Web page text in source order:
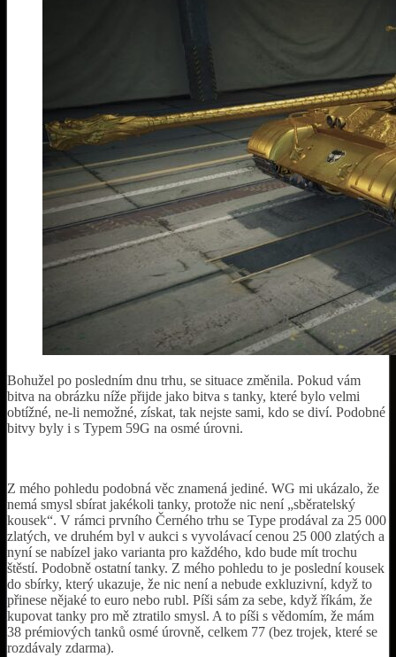
Bohužel po posledním dnu trhu, se situace změnila. Pokud vám
bitva na obrázku níže přijde jako bitva s tanky, které bylo velmi
obtížné, ne-li nemožné, získat, tak nejste sami, kdo se diví. Podobné
bitvy byly i s Typem 59G na osmé úrovni.
Z mého pohledu podobná věc znamená jediné. WG mi ukázalo, že
nemá smysl sbírat jakékoli tanky, protože nic není „sběratelský
kousek“. V rámci prvního Černého trhu se Type prodával za 25 000
zlatých, ve druhém byl v aukci s vyvolávací cenou 25 000 zlatých a
nyní se nabízel jako varianta pro každého, kdo bude mít trochu
štěstí. Podobně ostatní tanky. Z mého pohledu to je poslední kousek
do sbírky, který ukazuje, že nic není a nebude exkluzivní, když to
přinese nějaké to euro nebo rubl. Píši sám za sebe, když říkám, že
kupovat tanky pro mě ztratilo smysl. A to píši s vědomím, že mám
38 prémiových tanků osmé úrovně, celkem 77 (bez trojek, které se
rozdávaly zdarma).